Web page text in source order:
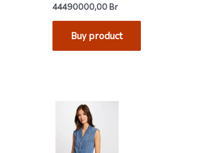
Rated
0
out
44490000,00Br
Buy product